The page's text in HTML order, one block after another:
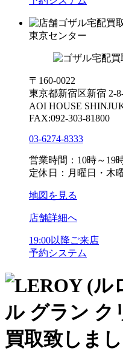
ゴザル宅配買
東京センター
〒160-0022
東京都新宿区新宿 2-
AOI HOUSE
FAX:092-303-81800
03-6274-8333
営業時間：10時～19
定休日：月曜日・木
地図を見る
店舗詳細へ
19:00以降ご来店
予約システム